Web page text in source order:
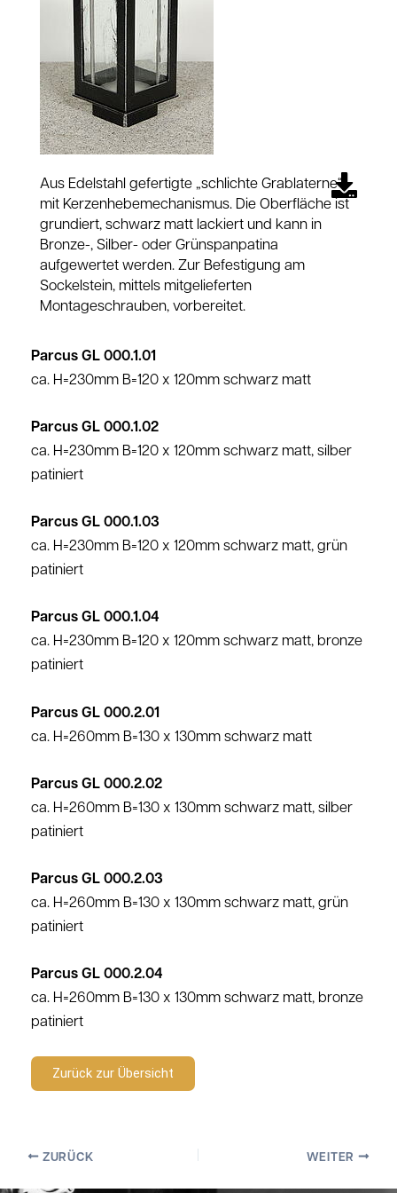
Aus Edelstahl gefertigte „schlichte Grablaterne“
mit Kerzenhebemechanismus. Die Oberfläche ist
grundiert, schwarz matt lackiert und kann in
Bronze-, Silber- oder Grünspanpatina
aufgewertet werden. Zur Befestigung am
Sockelstein, mittels mitgelieferten
Montageschrauben, vorbereitet.
Parcus GL 000.1.01
ca. H=230mm B=120 x 120mm schwarz matt
Parcus GL 000.1.02
ca. H=230mm B=120 x 120mm schwarz matt, silber
patiniert
Parcus GL 000.1.03
ca. H=230mm B=120 x 120mm schwarz matt, grün
patiniert
Parcus GL 000.1.04
ca. H=230mm B=120 x 120mm schwarz matt, bronze
patiniert
Parcus GL 000.2.01
ca. H=260mm B=130 x 130mm schwarz matt
Parcus GL 000.2.02
ca. H=260mm B=130 x 130mm schwarz matt, silber
patiniert
Parcus GL 000.2.03
ca. H=260mm B=130 x 130mm schwarz matt, grün
patiniert
Parcus GL 000.2.04
ca. H=260mm B=130 x 130mm schwarz matt, bronze
patiniert
Zurück zur Übersicht
ZURÜCK WEITER